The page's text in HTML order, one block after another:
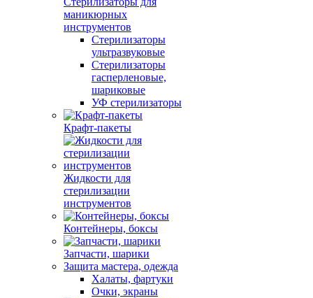
маникюрных
инструментов
Стерилизаторы
ультразвуковые
Стерилизаторы
гасперленовые,
шариковые
УФ стерилизаторы
Крафт-пакеты
Жидкости для
стерилизации
инструментов
Контейнеры, боксы
Запчасти, шарики
Защита мастера, одежда
Халаты, фартуки
Очки, экраны